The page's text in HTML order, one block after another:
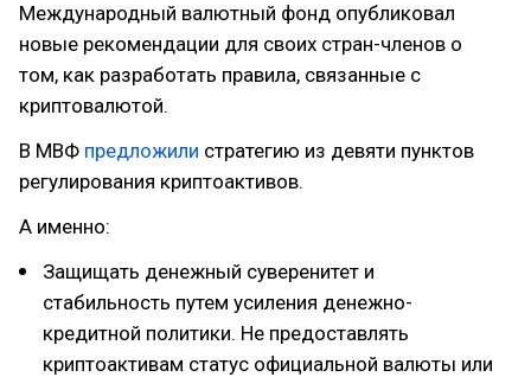
Международный валютный фонд опубликовал
новые рекомендации для своих стран-членов о
том, как разработать правила, связанные с
криптовалютой.
В МВФ предложили стратегию из девяти пунктов
регулирования криптоактивов.
А именно:
Защищать денежный суверенитет и
стабильность путем усиления денежно-
кредитной политики. Не предоставлять
криптоактивам статус официальной валюты или